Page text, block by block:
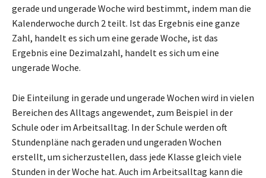
gerade und ungerade Woche wird bestimmt, indem man die
Kalenderwoche durch 2 teilt. Ist das Ergebnis eine ganze
Zahl, handelt es sich um eine gerade Woche, ist das
Ergebnis eine Dezimalzahl, handelt es sich um eine
ungerade Woche.
Die Einteilung in gerade und ungerade Wochen wird in vielen
Bereichen des Alltags angewendet, zum Beispiel in der
Schule oder im Arbeitsalltag. In der Schule werden oft
Stundenpläne nach geraden und ungeraden Wochen
erstellt, um sicherzustellen, dass jede Klasse gleich viele
Stunden in der Woche hat. Auch im Arbeitsalltag kann die